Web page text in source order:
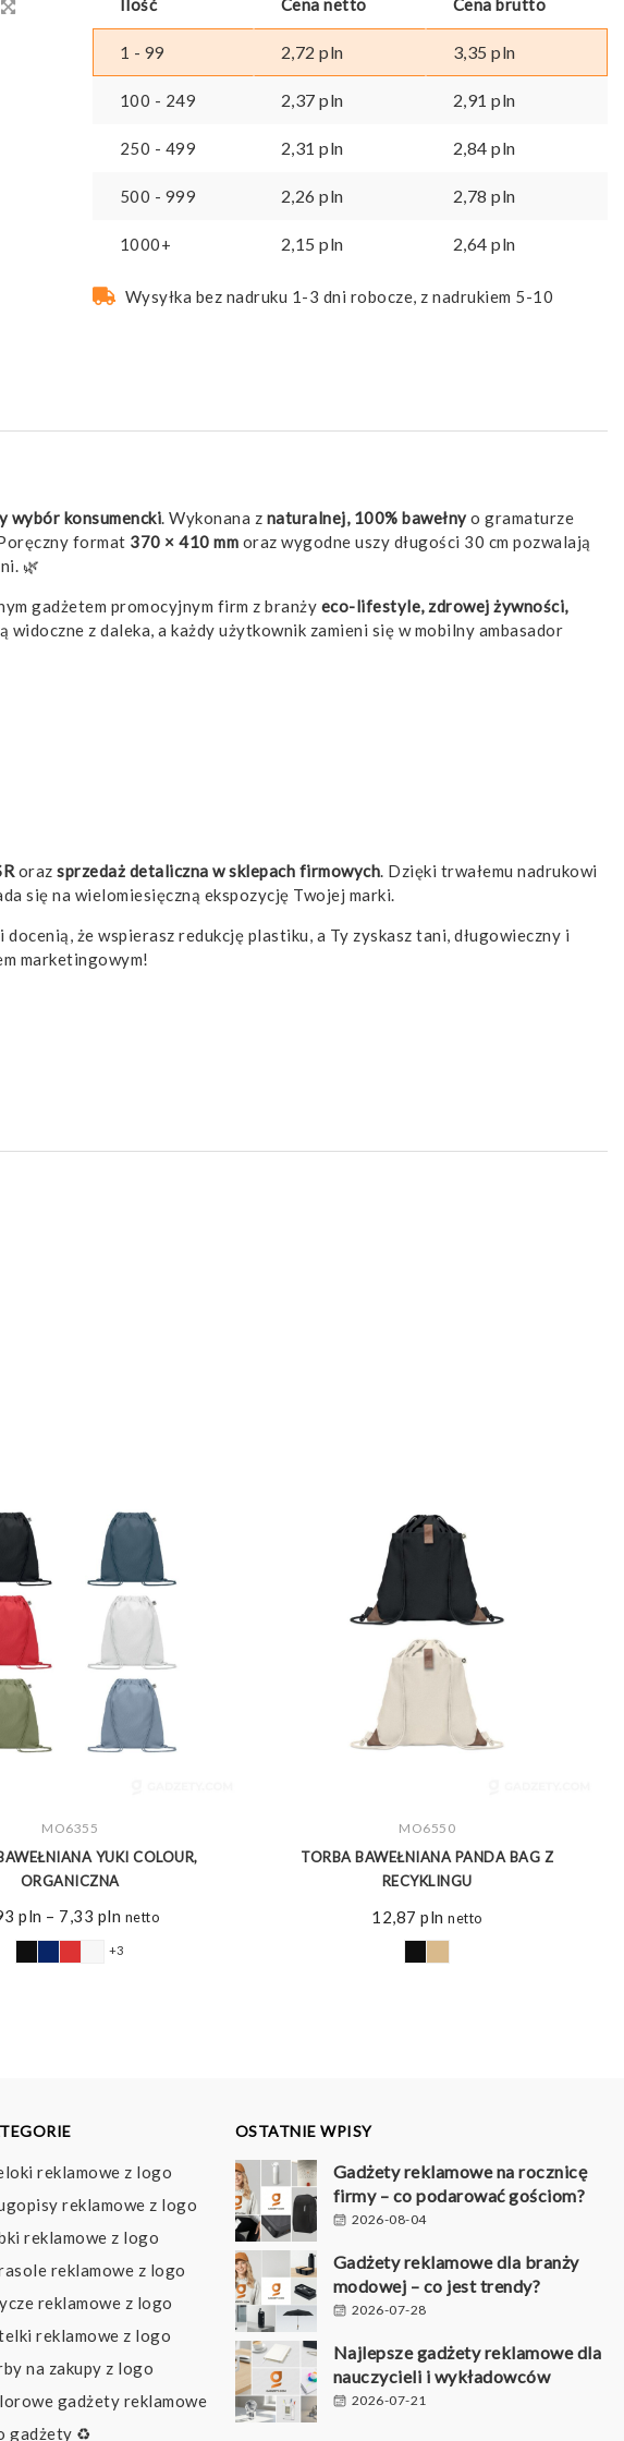
1 - 99 2,72pln 3,35pln
100 - 249 2,37pln 2,91pln
250 - 499 2,31pln 2,84pln
500 - 999 2,26pln 2,78pln
1000+ 2,15pln 2,64pln
Wysyłka bez nadruku 1-3 dni robocze, z nadrukiem 5-10
wybór konsumencki. Wykonana z naturalnej, 100% bawełnyo gramaturze
format 370 × 410 mm oraz wygodne uszy długości 30 cm pozwalają
🌿
gadżetem promocyjnym firm z branży eco-lifestyle, zdrowej żywności,
widoczne z daleka, a każdy użytkownik zamieni się w mobilny ambasador
oraz sprzedaż detaliczna w sklepach firmowych. Dzięki trwałemu nadrukowi
się na wielomiesięczną ekspozycję Twojej marki.
że wspierasz redukcję plastiku, a Ty zyskasz tani, długowieczny i
marketingowym!
ZOBACZ WIĘCEJ
MO6355
YUKI COLOUR,
ORGANICZNA
pln – 7,33 pln Zakres
od
netto
+3
ZOBACZ WIĘCEJ
MO6550
TORBA BAWEŁNIANA PANDA BAG Z
RECYKLINGU
12,87pln netto
reklamowe z logo
reklamowe z logo
reklamowe z logo
reklamowe z logo
reklamowe z logo
reklamowe z logo
na zakupy z logo
gadżety reklamowe
gadżety ♻️
OSTATNIE WPISY
Gadżety reklamowe na rocznicę
firmy – co podarować gościom?
2026-08-04
Gadżety reklamowe dla branży
modowej – co jest trendy?
2026-07-28
Najlepsze gadżety reklamowe dla
nauczycieli i wykładowców
2026-07-21